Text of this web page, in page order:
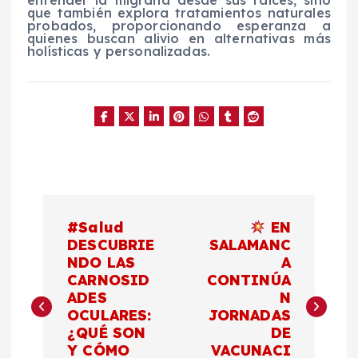
que también explora tratamientos naturales
probados, proporcionando esperanza a
quienes buscan alivio en alternativas más
holísticas y personalizadas.
v
e
#Salud
DESCUBRIE
NDO LAS
CARNOSID
ADES
OCULARES:
¿QUÉ SON
Y CÓMO
EN
SALAMANC
A
CONTINÚA
N
JORNADAS
DE
VACUNACI